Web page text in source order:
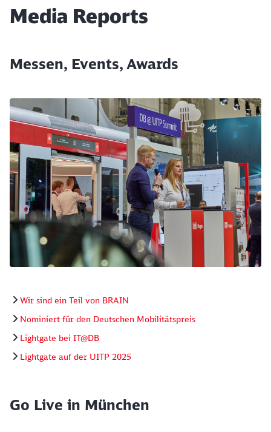
Ende des Sliders
Media Reports
Messen, Events, Awards
Wir sind ein Teil von BRAIN
Nominiert für den Deutschen Mobilitätspreis
Lightgate bei IT@DB
Lightgate auf der UITP 2025
Go Live in München